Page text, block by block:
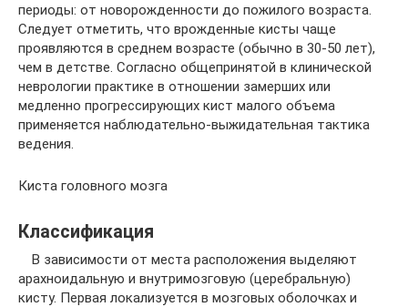
периоды: от новорожденности до пожилого возраста.
Следует отметить, что врожденные кисты чаще
проявляются в среднем возрасте (обычно в 30-50 лет),
чем в детстве. Согласно общепринятой в клинической
неврологии практике в отношении замерших или
медленно прогрессирующих кист малого объема
применяется наблюдательно-выжидательная тактика
ведения.
Киста головного мозга
Классификация
В зависимости от места расположения выделяют
арахноидальную и внутримозговую (церебральную)
кисту. Первая локализуется в мозговых оболочках и